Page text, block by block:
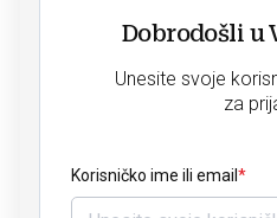
Dobrodošli u
Unesite svoje
za
Korisničko ime ili email